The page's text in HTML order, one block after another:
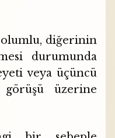
diğerinin
durumunda
veya üçüncü
üzerine